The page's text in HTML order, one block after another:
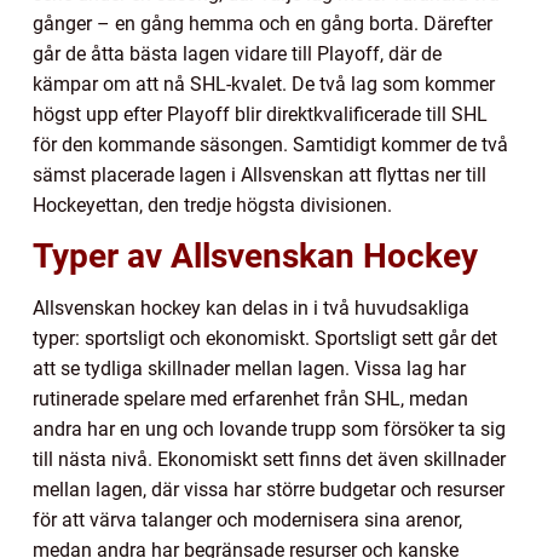
gånger – en gång hemma och en gång borta. Därefter
går de åtta bästa lagen vidare till Playoff, där de
kämpar om att nå SHL-kvalet. De två lag som kommer
högst upp efter Playoff blir direktkvalificerade till SHL
för den kommande säsongen. Samtidigt kommer de två
sämst placerade lagen i Allsvenskan att flyttas ner till
Hockeyettan, den tredje högsta divisionen.
Typer av Allsvenskan Hockey
Allsvenskan hockey kan delas in i två huvudsakliga
typer: sportsligt och ekonomiskt. Sportsligt sett går det
att se tydliga skillnader mellan lagen. Vissa lag har
rutinerade spelare med erfarenhet från SHL, medan
andra har en ung och lovande trupp som försöker ta sig
till nästa nivå. Ekonomiskt sett finns det även skillnader
mellan lagen, där vissa har större budgetar och resurser
för att värva talanger och modernisera sina arenor,
medan andra har begränsade resurser och kanske